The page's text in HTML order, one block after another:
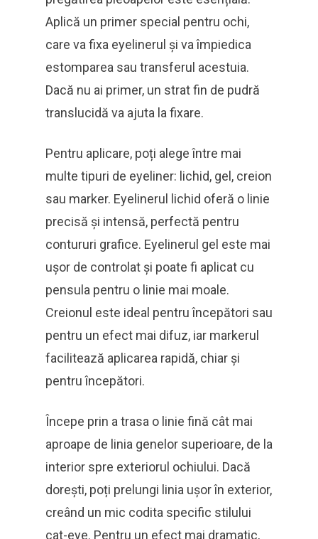
Aplică un primer special pentru ochi,
care va fixa eyelinerul și va împiedica
estomparea sau transferul acestuia.
Dacă nu ai primer, un strat fin de pudră
translucidă va ajuta la fixare.
Pentru aplicare, poți alege între mai
multe tipuri de eyeliner: lichid, gel, creion
sau marker. Eyelinerul lichid oferă o linie
precisă și intensă, perfectă pentru
contururi grafice. Eyelinerul gel este mai
ușor de controlat și poate fi aplicat cu
pensula pentru o linie mai moale.
Creionul este ideal pentru începători sau
pentru un efect mai difuz, iar markerul
facilitează aplicarea rapidă, chiar și
pentru începători.
Începe prin a trasa o linie fină cât mai
aproape de linia genelor superioare, de la
interior spre exteriorul ochiului. Dacă
dorești, poți prelungi linia ușor în exterior,
creând un mic codita specific stilului
cat-eye. Pentru un efect mai dramatic,